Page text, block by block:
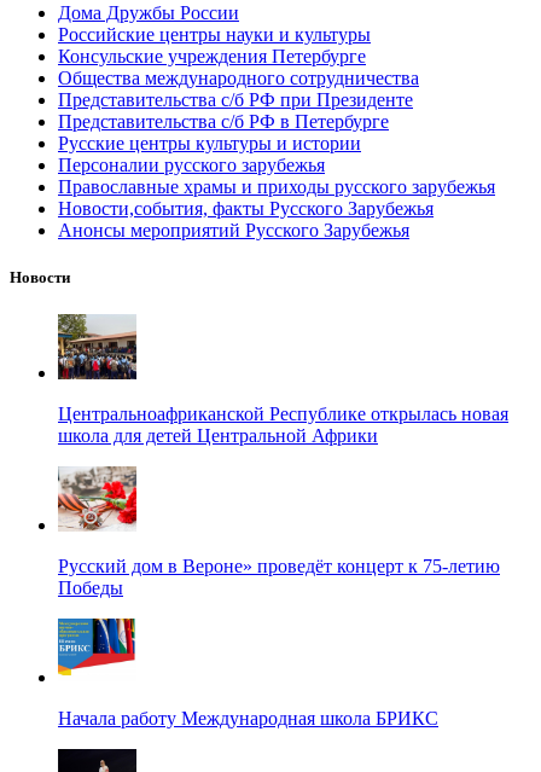
Дома Дружбы России
Российские центры науки и культуры
Консульские учреждения Петербурге
Общества международного сотрудничества
Представительства с/б РФ при Президенте
Представительства с/б РФ в Петербурге
Русские центры культуры и истории
Персоналии русского зарубежья
Православные храмы и приходы русского зарубежья
Новости,события, факты Русского Зарубежья
Анонсы мероприятий Русского Зарубежья
Новости
Центральноафриканской Республике открылась новая
школа для детей Центральной Африки
Русский дом в Вероне» проведёт концерт к 75-летию
Победы
Начала работу Международная школа БРИКС